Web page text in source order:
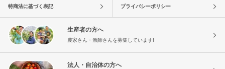
特商法に基づく表記 プライバシーポリシー
生産者の方へ
農家さん・漁師さんを募集しています!
法人・自治体の方へ